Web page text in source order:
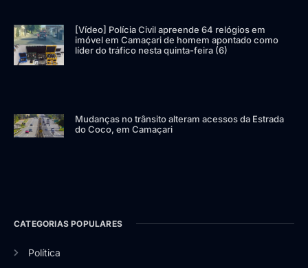
[Vídeo] Polícia Civil apreende 64 relógios em
imóvel em Camaçari de homem apontado como
líder do tráfico nesta quinta-feira (6)
Mudanças no trânsito alteram acessos da Estrada
do Coco, em Camaçari
CATEGORIAS POPULARES
Política